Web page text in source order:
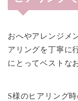
おへやアレンジメ
アリングを丁寧に
にとってベストな
S様のヒアリング時